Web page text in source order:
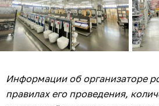
Информации об организаторе
правилах его проведения,